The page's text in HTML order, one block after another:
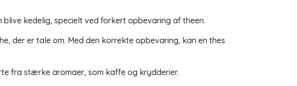
blive kedelig, specielt ved forkert opbevaring af theen.
der er tale om. Med den korrekte opbevaring, kan en thes
fra stærke aromaer, som kaffe og krydderier.